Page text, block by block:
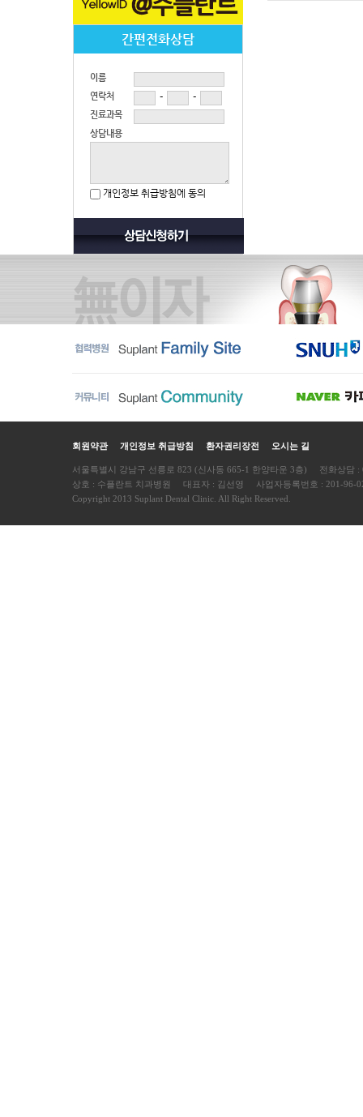
간편전화상담
이름
연락처
- -
진료과목
상담내용
개인정보 취급방침에 동의
회원약관 개인정보 취급방침 환자권리장전 오시는 길
서울특별시 강남구 선릉로 823 (신사동 665-1 한양타운 3층) 전화상
상호 : 수플란트 치과병원 대표자 : 김선영 사업자등록번호 : 201-96-
Copyright 2013 Suplant Dental Clinic. All Right Reserved.